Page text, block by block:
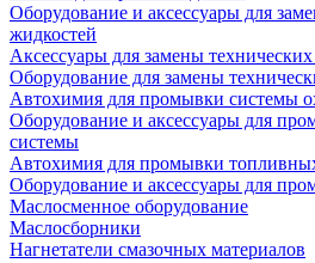
Оборудование и аксессуары для
жидкостей
Аксессуары для замены
Оборудование для замены
Автохимия для промывки системы
Оборудование и аксессуары для
системы
Автохимия для промывки
Оборудование и аксессуары для
Маслосменное оборудование
Маслосборники
Нагнетатели смазочных материалов